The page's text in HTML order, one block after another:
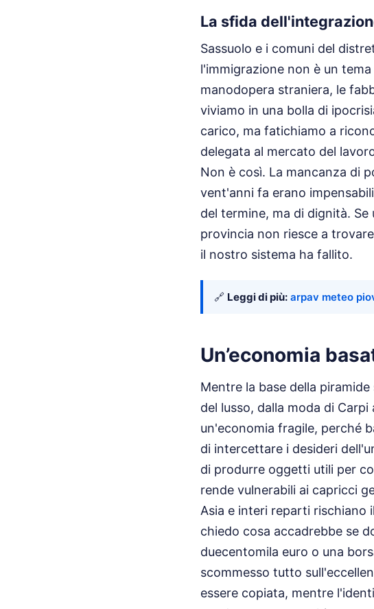
La sfida
Sassuolo e i comuni del
l'immigrazione non è un
manodopera straniera, le
viviamo in una bolla di
carico, ma fatichiamo a
delegata al mercato del
Non è così. La mancanza di
vent'anni fa erano
del termine, ma di dignità.
provincia non riesce a
il nostro sistema ha fallito.
🔗 Leggi di più: arpav meteo
Un’economia
Mentre la base della
del lusso, dalla moda di
un'economia fragile, perché
di intercettare i desideri
di produrre oggetti utili per
rende vulnerabili ai capricci
Asia e interi reparti rischiano
chiedo cosa accadrebbe se
duecentomila euro o una
scommesso tutto
essere copiata, mentre